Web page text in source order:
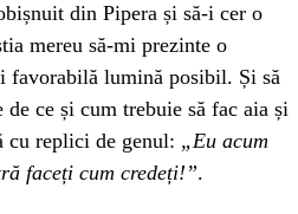
din Pipera și să-i cer o
mereu să-mi prezinte o
favorabilă lumină posibil. Și să
ce și cum trebuie să fac aia și
cu replici de genul: „Eu acum
faceți cum credeți!”.